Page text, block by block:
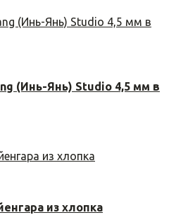
(Инь-Янь) Studio 4,5 мм в
из хлопка